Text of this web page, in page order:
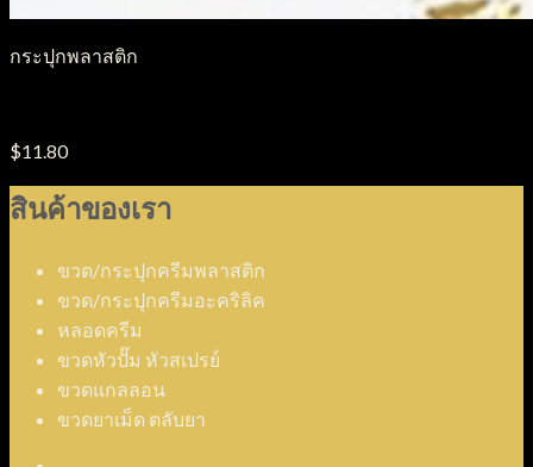
กระปุกพลาสติก
$11.80
สินค้าของเรา
ขวด/กระปุกครีมพลาสติก
ขวด/กระปุกครีมอะคริลิค
หลอดครีม
ขวดหัวปั๊ม หัวสเปรย์
ขวดแกลลอน
ขวดยาเม็ด ตลับยา